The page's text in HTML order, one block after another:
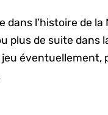
dans l’histoire de
plus de suite dans
jeu